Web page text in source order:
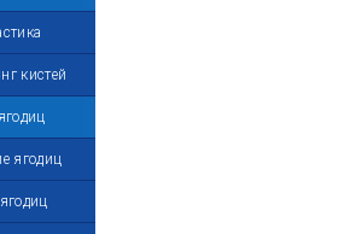
кистей
ягодиц